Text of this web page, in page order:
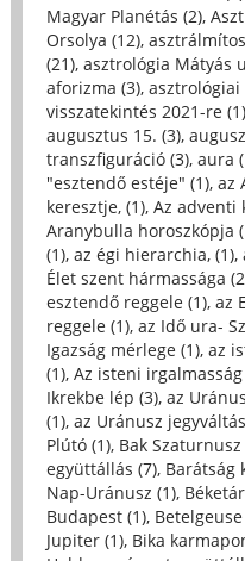
Magyar Planétás (2),
Orsolya (12),
(21), asztrológia Mátyás
aforizma (3), asztrológiai
visszatekintés 2021-re (1)
augusztus 15. (3),
transzfiguráció (3), aura
"esztendő estéje" (1), az
keresztje, (1), Az adventi
Aranybulla horoszkópja
(1), az égi hierarchia, (1),
Élet szent hármassága
esztendő reggele (1), az
reggele (1), az Idő ura-
Igazság mérlege (1), az
(1), Az isteni
Ikrekbe lép (3), az
(1), az Uránusz
Plútó (1), Bak Szaturnusz
együttállás (7), Barátság
Nap-Uránusz (1),
Budapest (1), Betelgeuse
Jupiter (1), Bika